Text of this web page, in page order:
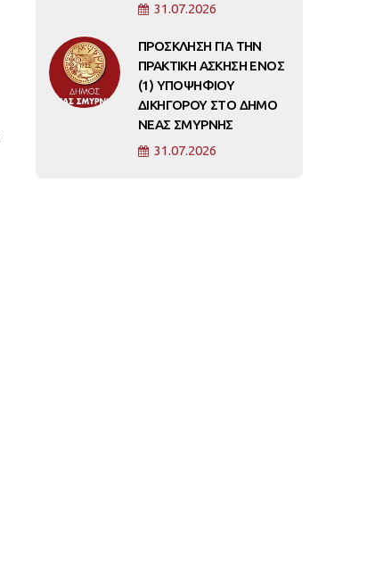
31.07.2026
ΠΡΟΣΚΛΗΣΗ ΓΙΑ ΤΗΝ
ΠΡΑΚΤΙΚΗ ΑΣΚΗΣΗ ΕΝΟΣ
(1) ΥΠΟΨΗΦΙΟΥ
ΔΙΚΗΓΟΡΟΥ ΣΤΟ ΔΗΜΟ
ΝΕΑΣ ΣΜΥΡΝΗΣ
31.07.2026